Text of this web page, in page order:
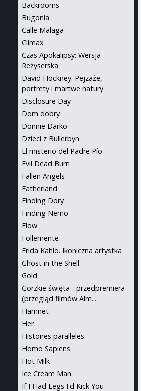
Backrooms
Bugonia
Calle Malaga
Climax
Czas Apokalipsy: Wersja
Reżyserska
David Hockney. Pejzaże,
portrety i martwe natury
Disclosure Day
Dom dobry
Donnie Darko
Dzieci z Bullerbyn
El misterio del Padre Pío
Evil Dead Burn
Fallen Angels
Fatherland
Finding Dory
Finding Nemo
Flow
Follemente
Frida Kahlo. Ikoniczna artystka
Ghost in the Shell
Gold
Gorzkie święta - przedpremiera
(przegląd filmów Alm...
Hamnet
Her
Histoires paralleles
Homo Sapiens
Hot Milk
Ice Cream Man
If I Had Legs I'd Kick You